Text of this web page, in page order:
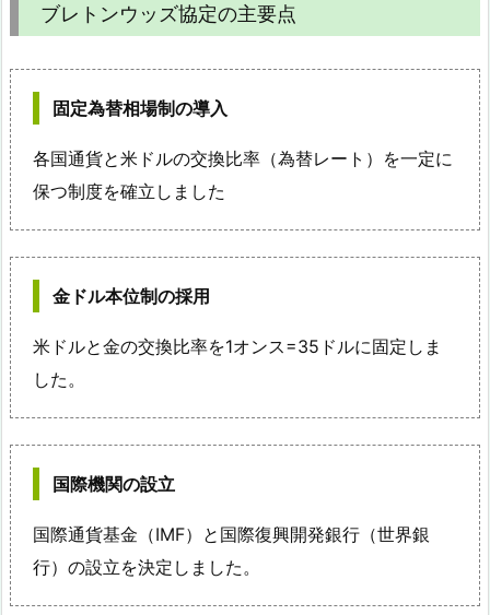
ブレトンウッズ協定の主要点
固定為替相場制の導入
各国通貨と米ドルの交換比率（為替レート）を一定に
保つ制度を確立しました
金ドル本位制の採用
米ドルと金の交換比率を1オンス=35ドルに固定しま
した。
国際機関の設立
国際通貨基金（IMF）と国際復興開発銀行（世界銀
行）の設立を決定しました。